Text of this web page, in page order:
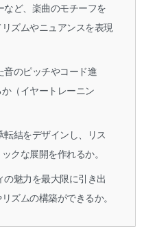
など、楽曲のモチーフを
ズムやニュアンスを表現
音のピッチやコード進
（イヤートレーニン
転結をデザインし、リス
クな展開を作れるか。
の魅力を最大限に引き出
ズムの構築ができるか。